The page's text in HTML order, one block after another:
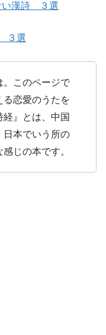
い漢詩 ３選
３選
。このページで
る恋愛のうたを
経』とは、中国
日本でいう所の
じの本です。